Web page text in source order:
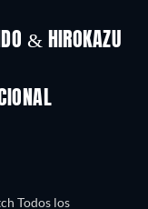
& HIROKAZU
Todos los